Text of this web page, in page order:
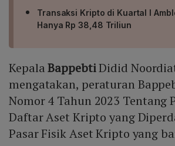
Transaksi Kripto di Kuartal I
Hanya Rp 38,48 Triliun
KepalaBappebtiDidid
mengatakan, peraturan
Nomor 4 Tahun 2023 Tentang
Daftar Aset Kripto yang
Pasar Fisik Aset Kripto yang